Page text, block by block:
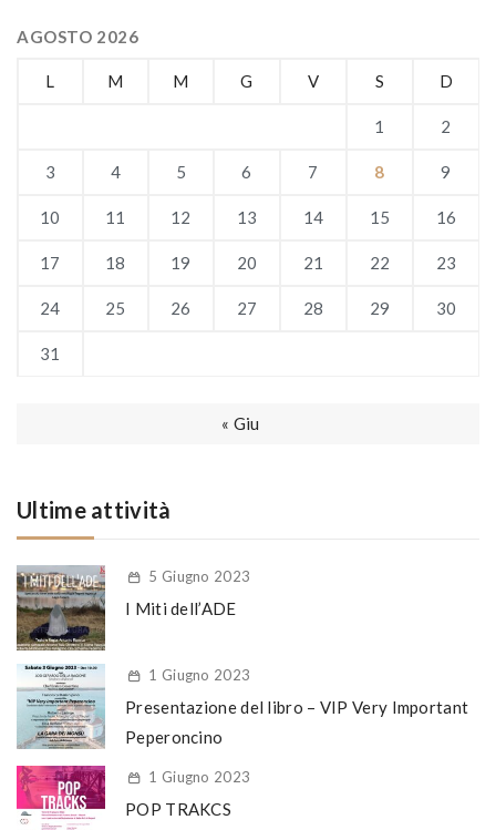
AGOSTO 2026
L M M G V S D
1 2
3 4 5 6 7 8 9
10 11 12 13 14 15 16
17 18 19 20 21 22 23
24 25 26 27 28 29 30
31
« Giu
Ultime attività
5 Giugno 2023
I Miti dell’ADE
1 Giugno 2023
Presentazione del libro – VIP Very Important
Peperoncino
1 Giugno 2023
POP TRAKCS